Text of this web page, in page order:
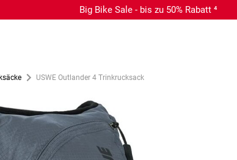
Big Bike Sale - bis zu 50% Rabatt ⁴
USWE Outlander 4 Trinkrucksack